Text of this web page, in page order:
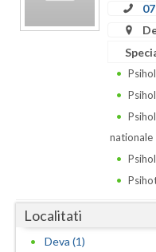
Constanta
Gorj
Harghita
nationale
Localitati
Deva (1)